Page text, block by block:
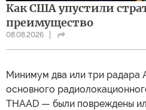
Как США упустили
преимущество
08.08.2026
Минимум два или три радара
основного
THAAD — были повреждены